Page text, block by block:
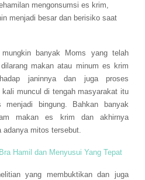
mengonsumsi es krim,
menjadi besar dan berisiko saat
banyak Moms yang telah
makan atau minum es krim
janinnya dan juga proses
muncul di tengah masyarakat itu
bingung. Bahkan banyak
makan es krim dan akhirnya
adanya mitos tersebut.
Hamil dan Menyusui Yang Tepat
yang membuktikan dan juga